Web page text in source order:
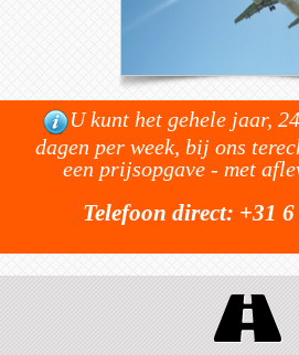
U kunt het gehele jaar,
dagen per week, bij ons
een prijsopgave - met
Telefoon direct: +31
